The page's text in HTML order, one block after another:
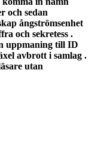
och sedan
ångströmsenhet
och sekretess .
uppmaning till ID
avbrott i samlag .
utan